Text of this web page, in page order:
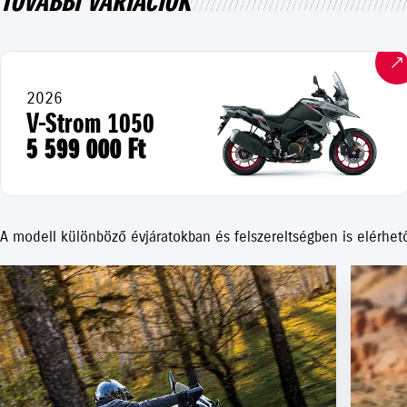
2026
V-Strom 1050
5 599 000 Ft
A modell különböző évjáratokban és felszereltségben is